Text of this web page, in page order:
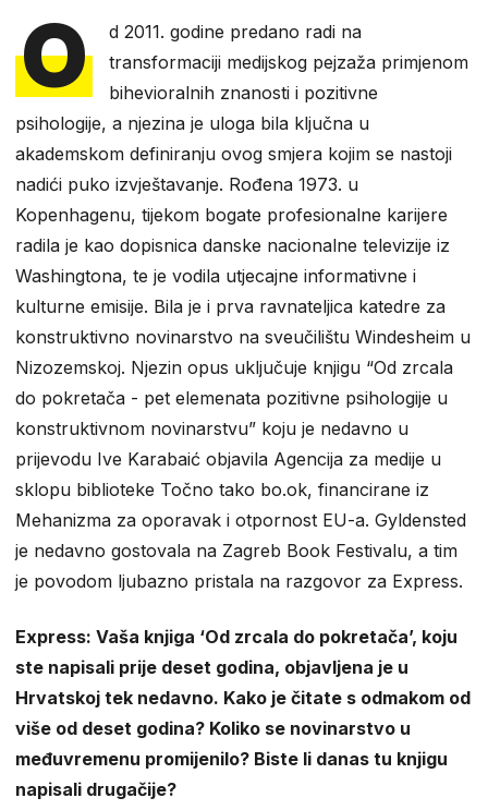
O
d 2011. godine predano radi na
transformaciji medijskog pejzaža primjenom
bihevioralnih znanosti i pozitivne
psihologije, a njezina je uloga bila ključna u
akademskom definiranju ovog smjera kojim se nastoji
nadići puko izvještavanje. Rođena 1973. u
Kopenhagenu, tijekom bogate profesionalne karijere
radila je kao dopisnica danske nacionalne televizije iz
Washingtona, te je vodila utjecajne informativne i
kulturne emisije. Bila je i prva ravnateljica katedre za
konstruktivno novinarstvo na sveučilištu Windesheim u
Nizozemskoj. Njezin opus uključuje knjigu “Od zrcala
do pokretača - pet elemenata pozitivne psihologije u
konstruktivnom novinarstvu” koju je nedavno u
prijevodu Ive Karabaić objavila Agencija za medije u
sklopu biblioteke Točno tako bo.ok, financirane iz
Mehanizma za oporavak i otpornost EU-a. Gyldensted
je nedavno gostovala na Zagreb Book Festivalu, a tim
je povodom ljubazno pristala na razgovor za Express.
Express: Vaša knjiga ‘Od zrcala do pokretača’, koju
ste napisali prije deset godina, objavljena je u
Hrvatskoj tek nedavno. Kako je čitate s odmakom od
više od deset godina? Koliko se novinarstvo u
međuvremenu promijenilo? Biste li danas tu knjigu
napisali drugačije?